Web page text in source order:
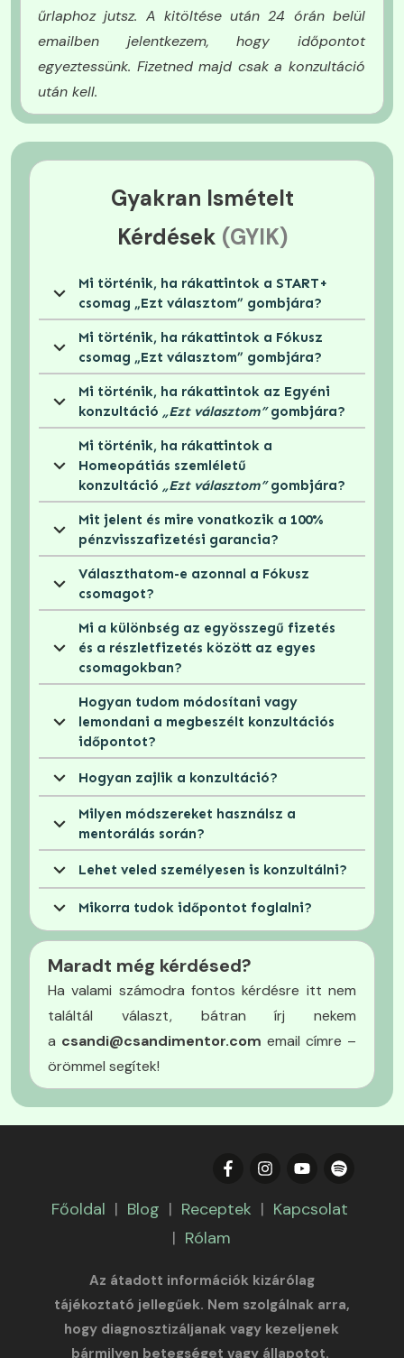
űrlaphoz jutsz. A kitöltése után 24 órán belül
emailben jelentkezem, hogy időpontot
egyeztessünk. Fizetned majd csak a konzultáció
után kell.
Relaxációs hanganyag (17 900
Ft értékben)
Relaxációs és regenerációt támogató anyagok,
amelyek támgatják a stresszoldást.
Gyakran Ismételt
Kérdések (GYIK)
Mi történik, ha rákattintok a START+
csomag „Ezt választom” gombjára?
Mi történik, ha rákattintok a Fókusz
csomag „Ezt választom” gombjára?
Mi történik, ha rákattintok az Egyéni
konzultáció „Ezt választom” gombjára?
Mi történik, ha rákattintok a
Homeopátiás szemléletű
konzultáció „Ezt választom” gombjára?
Mit jelent és mire vonatkozik a 100%
pénzvisszafizetési garancia?
Választhatom-e azonnal a Fókusz
csomagot?
Mi a különbség az egyösszegű fizetés
és a részletfizetés között az egyes
csomagokban?
Hogyan tudom módosítani vagy
lemondani a megbeszélt konzultációs
időpontot?
Hogyan zajlik a konzultáció?
Milyen módszereket használsz a
mentorálás során?
Lehet veled személyesen is konzultálni?
Mikorra tudok időpontot foglalni?
Maradt még kérdésed?
Ha valami számodra fontos kérdésre itt nem
találtál választ, bátran írj nekem
a csandi@csandimentor.com email címre –
örömmel segítek!
Főoldal | Blog | Receptek | Kapcsolat
| Rólam
Az átadott információk kizárólag
tájékoztató jellegűek. Nem szolgálnak arra,
hogy diagnosztizáljanak vagy kezeljenek
bármilyen betegséget vagy állapotot.